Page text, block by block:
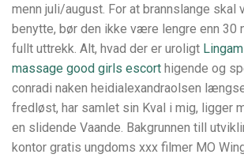
menn juli/august. For at brannslange skal
benytte, bør den ikke være lengre enn 30
fullt uttrekk. Alt, hvad der er uroligt
massage good girls escort higende og
conradi naken heidialexandraolsen
fredløst, har samlet sin Kval i mig, ligger
en slidende Vaande. Bakgrunnen till
kontor gratis ungdoms xxx filmer MO